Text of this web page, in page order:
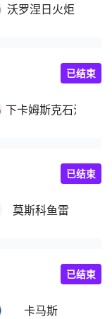
沃罗涅日火炬
下卡姆斯克石油
已结束
莫斯科鱼雷
已结束
卡马斯
已结束